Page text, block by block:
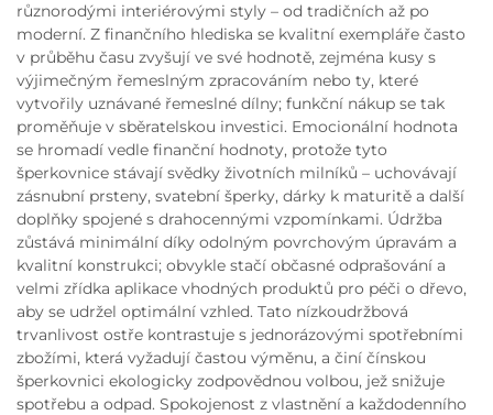
různorodými interiérovými styly – od tradičních až po
moderní. Z finančního hlediska se kvalitní exempláře často
v průběhu času zvyšují ve své hodnotě, zejména kusy s
výjimečným řemeslným zpracováním nebo ty, které
vytvořily uznávané řemeslné dílny; funkční nákup se tak
proměňuje v sběratelskou investici. Emocionální hodnota
se hromadí vedle finanční hodnoty, protože tyto
šperkovnice stávají svědky životních milníků – uchovávají
zásnubní prsteny, svatební šperky, dárky k maturitě a další
doplňky spojené s drahocennými vzpomínkami. Údržba
zůstává minimální díky odolným povrchovým úpravám a
kvalitní konstrukci; obvykle stačí občasné odprašování a
velmi zřídka aplikace vhodných produktů pro péči o dřevo,
aby se udržel optimální vzhled. Tato nízkoudržbová
trvanlivost ostře kontrastuje s jednorázovými spotřebními
zbožími, která vyžadují častou výměnu, a činí čínskou
šperkovnici ekologicky zodpovědnou volbou, jež snižuje
spotřebu a odpad. Spokojenost z vlastnění a každodenního